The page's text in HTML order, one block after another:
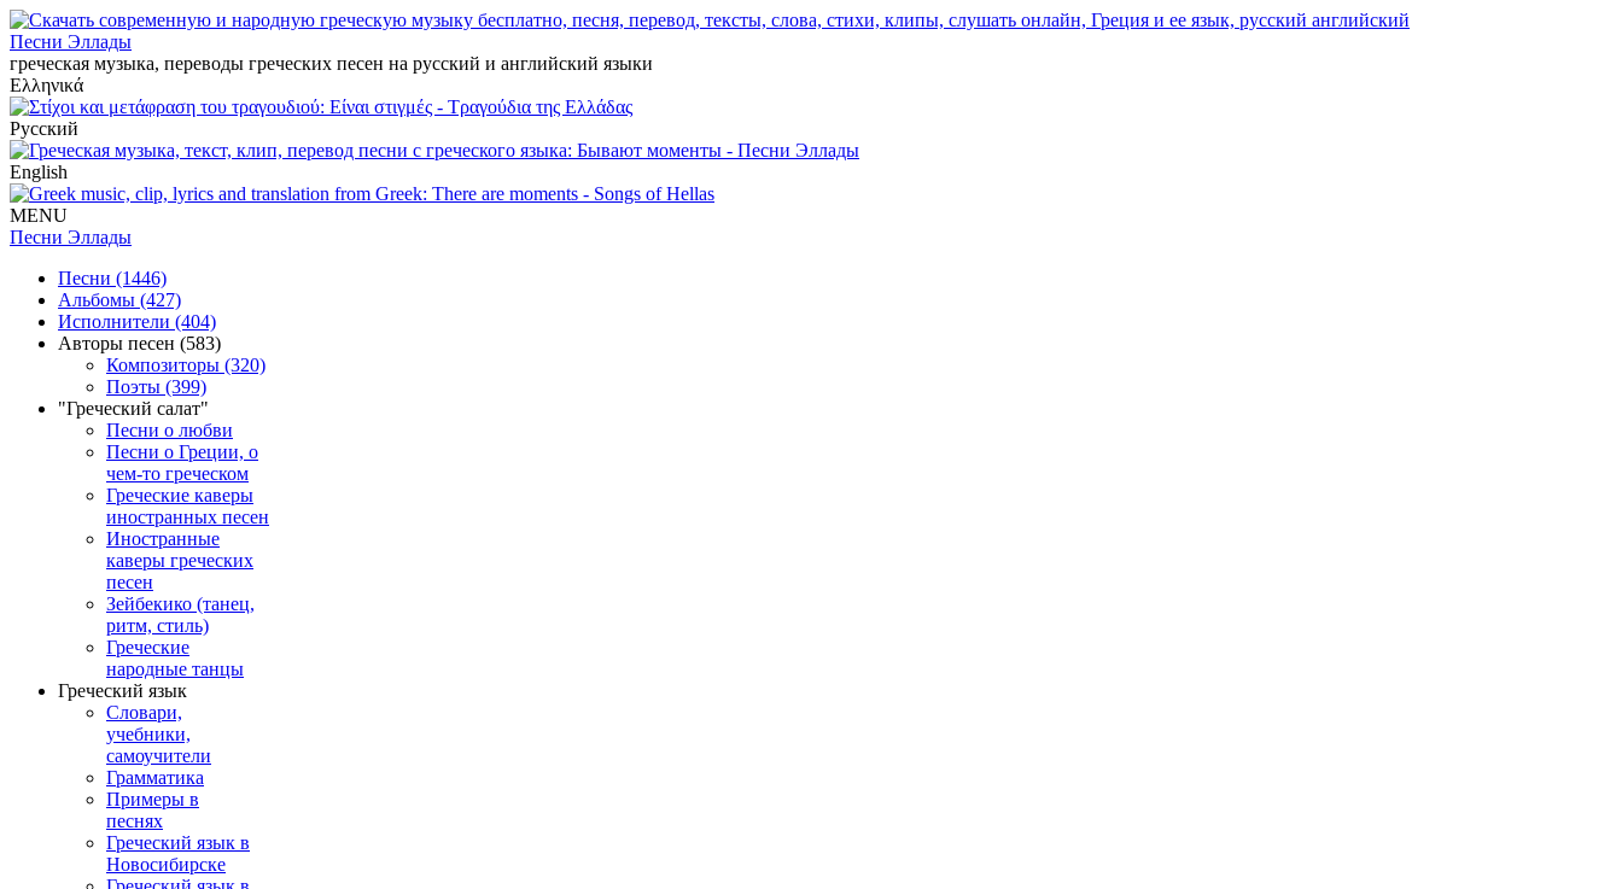
Песни Эллады
греческая музыка, переводы греческих песен на русский и английский языки
Ελληνικά
Русский
English
MENU
Песни Эллады
Песни (1446)
Альбомы (427)
Исполнители (404)
Авторы песен (583)
Композиторы (320)
Поэты (399)
"Греческий салат"
Песни о любви
Песни о Греции, о
чем-то греческом
Греческие каверы
иностранных песен
Иностранные
каверы греческих
песен
Зейбекико (танец,
ритм, стиль)
Греческие
народные танцы
Греческий язык
Словари,
учебники,
самоучители
Грамматика
Примеры в
песнях
Греческий язык в
Новосибирске